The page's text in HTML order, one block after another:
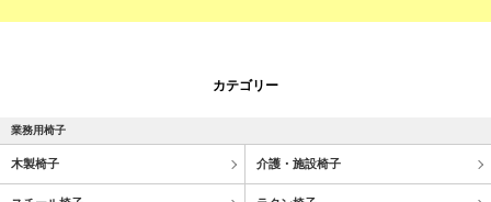
カテゴリー
業務用椅子
木製椅子 介護・施設椅子